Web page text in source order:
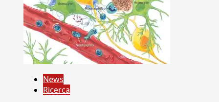
News
Ricerca